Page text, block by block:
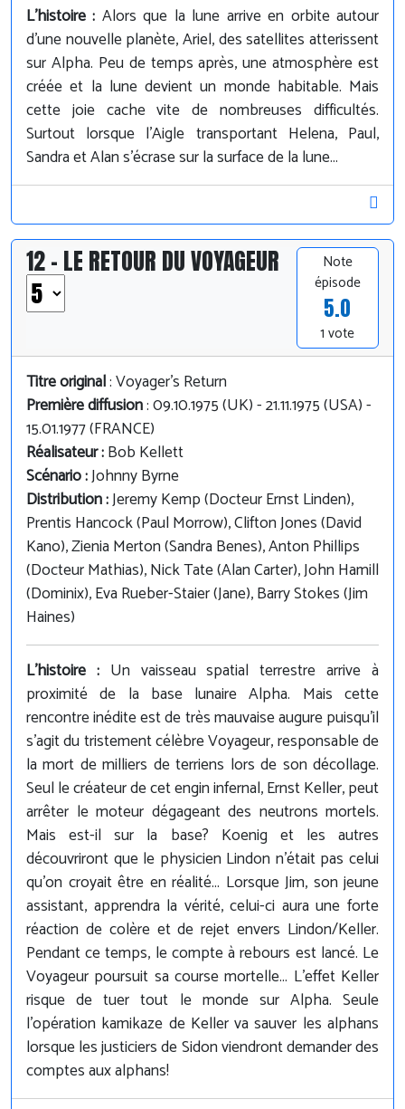
L'histoire : Alors que la lune arrive en orbite autour
d'une nouvelle planète, Ariel, des satellites atterissent
sur Alpha. Peu de temps après, une atmosphère est
créée et la lune devient un monde habitable. Mais
cette joie cache vite de nombreuses difficultés.
Surtout lorsque l'Aigle transportant Helena, Paul,
Sandra et Alan s'écrase sur la surface de la lune...
12 - LE RETOUR DU VOYAGEUR
Note
épisode
5.0
1 vote
Titre original: Voyager's Return
Première diffusion: 09.10.1975 (UK) - 21.11.1975 (USA) -
15.01.1977 (FRANCE)
Réalisateur :Bob Kellett
Scénario :Johnny Byrne
Distribution :Jeremy Kemp (Docteur Ernst Linden),
Prentis Hancock (Paul Morrow), Clifton Jones (David
Kano), Zienia Merton (Sandra Benes), Anton Phillips
(Docteur Mathias), Nick Tate (Alan Carter), John Hamill
(Dominix), Eva Rueber-Staier (Jane), Barry Stokes (Jim
Haines)
L'histoire : Un vaisseau spatial terrestre arrive à
proximité de la base lunaire Alpha. Mais cette
rencontre inédite est de très mauvaise augure puisqu'il
s'agit du tristement célèbre Voyageur, responsable de
la mort de milliers de terriens lors de son décollage.
Seul le créateur de cet engin infernal, Ernst Keller, peut
arrêter le moteur dégageant des neutrons mortels.
Mais est-il sur la base? Koenig et les autres
découvriront que le physicien Lindon n'était pas celui
qu'on croyait être en réalité... Lorsque Jim, son jeune
assistant, apprendra la vérité, celui-ci aura une forte
réaction de colère et de rejet envers Lindon/Keller.
Pendant ce temps, le compte à rebours est lancé. Le
Voyageur poursuit sa course mortelle... L'effet Keller
risque de tuer tout le monde sur Alpha. Seule
l'opération kamikaze de Keller va sauver les alphans
lorsque les justiciers de Sidon viendront demander des
comptes aux alphans!